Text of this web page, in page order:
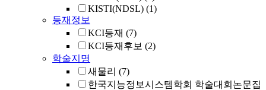
KISTI(NDSL) (1)
등재정보
KCI등재 (7)
KCI등재후보 (2)
학술지명
새물리 (7)
한국지능정보시스템학회 학술대회논문집